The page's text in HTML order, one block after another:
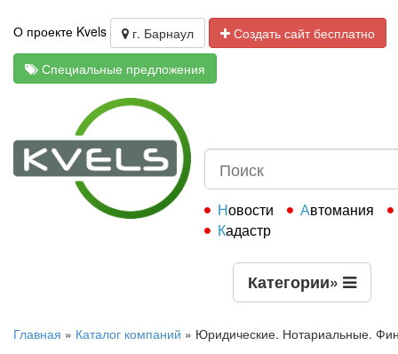
О проекте Kvels г. Барнаул
Создать сайт бесплатно
Специальные предложения
Новости
Автомания
Кадастр
Категории»
Главная » Каталог компаний » Юридические. Нотариальные.